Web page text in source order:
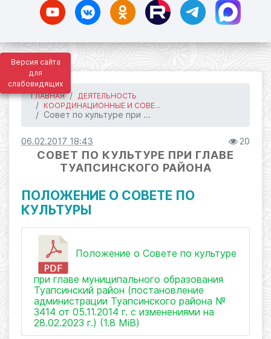
Версия сайта
для
слабовидящих
ГЛАВНАЯ
ДЕЯТЕЛЬНОСТЬ
КООРДИНАЦИОННЫЕ И СОВЕ...
Совет по культуре при ...
06.02.2017 18:43 20
СОВЕТ ПО КУЛЬТУРЕ ПРИ ГЛАВЕ
ТУАПСИНСКОГО РАЙОНА
ПОЛОЖЕНИЕ О СОВЕТЕ ПО
КУЛЬТУРЫ
Положение о Совете по культуре
при главе муниципального образования
Туапсинский район (постановление
администрации Туапсинского района №
3414 от 05.11.2014 г. с изменениями на
28.02.2023 г.) (1.8 MiB)